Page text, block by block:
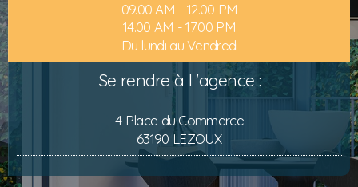
09.00 AM - 12.00 PM
14.00 AM - 17.00 PM
Du lundi au Vendredi
Se rendre à l 'agence :
4 Place du Commerce
63190 LEZOUX